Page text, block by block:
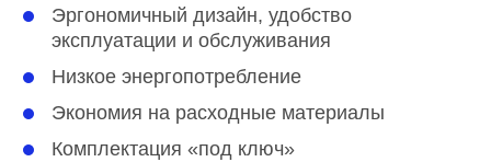
Эргономичный дизайн, удобство
эксплуатации и обслуживания
Низкое энергопотребление
Экономия на расходные материалы
Комплектация «под ключ»